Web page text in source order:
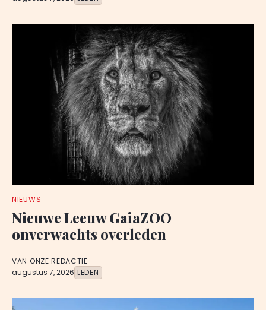
NIEUWS
Nieuwe Leeuw GaiaZOO
onverwachts overleden
VAN ONZE REDACTIE
augustus 7, 2026 LEDEN